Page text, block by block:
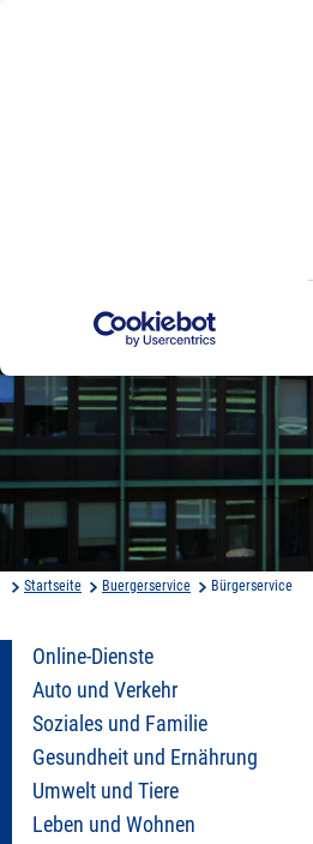
Startseite Buergerservice Bürgerservice
Online-Dienste
Auto und Verkehr
Soziales und Familie
Gesundheit und Ernährung
Umwelt und Tiere
Leben und Wohnen